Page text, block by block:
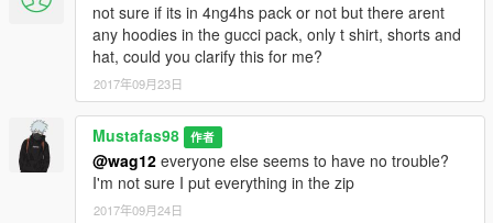
not sure if its in 4ng4hs pack or not but there arent
any hoodies in the gucci pack, only t shirt, shorts and
hat, could you clarify this for me?
2017年09月23日
Mustafas98 作者
@wag12 everyone else seems to have no trouble?
I'm not sure I put everything in the zip
2017年09月24日